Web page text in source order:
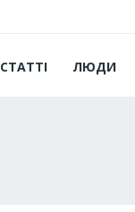
СТАТТІ ЛЮДИ